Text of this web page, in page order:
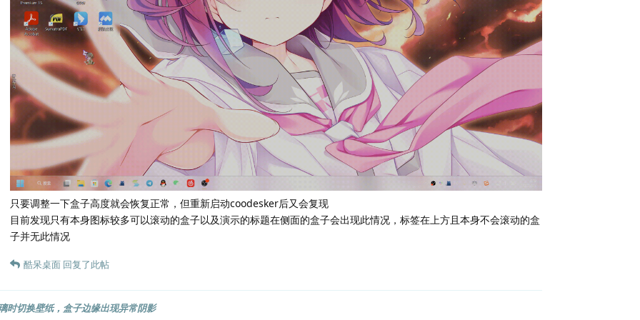
只要调整一下盒子高度就会恢复正常，但重新启动coodesker后又会复现
目前发现只有本身图标较多可以滚动的盒子以及演示的标题在侧面的盒子会出现此情况，标签在上方且本身不会滚动的盒
子并无此情况
酷呆桌面 回复了此帖
时切换壁纸，盒子边缘出现异常阴影